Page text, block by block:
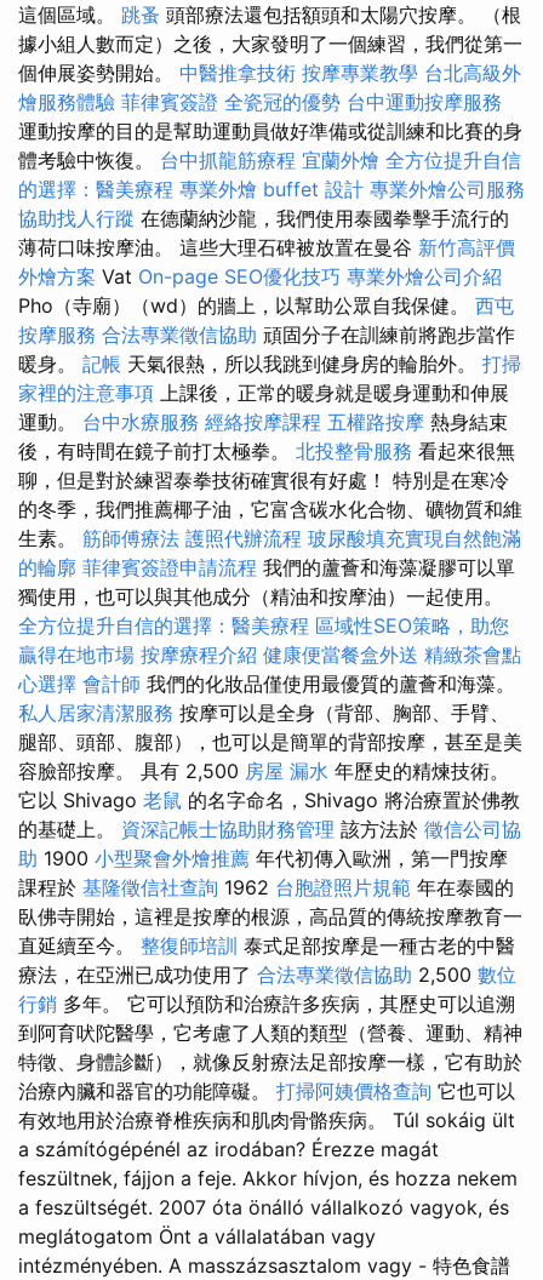
這個區域。 跳蚤 頭部療法還包括額頭和太陽穴按摩。 （根
據小組人數而定）之後，大家發明了一個練習，我們從第一
個伸展姿勢開始。 中醫推拿技術 按摩專業教學 台北高級外
燴服務體驗 菲律賓簽證 全瓷冠的優勢 台中運動按摩服務
運動按摩的目的是幫助運動員做好準備或從訓練和比賽的身
體考驗中恢復。 台中抓龍筋療程 宜蘭外燴 全方位提升自信
的選擇：醫美療程 專業外燴 buffet 設計 專業外燴公司服務
協助找人行蹤 在德蘭納沙龍，我們使用泰國拳擊手流行的
薄荷口味按摩油。 這些大理石碑被放置在曼谷 新竹高評價
外燴方案 Vat On-page SEO優化技巧 專業外燴公司介紹
Pho（寺廟）（wd）的牆上，以幫助公眾自我保健。 西屯
按摩服務 合法專業徵信協助 頑固分子在訓練前將跑步當作
暖身。 記帳 天氣很熱，所以我跳到健身房的輪胎外。 打掃
家裡的注意事項 上課後，正常的暖身就是暖身運動和伸展
運動。 台中水療服務 經絡按摩課程 五權路按摩 熱身結束
後，有時間在鏡子前打太極拳。 北投整骨服務 看起來很無
聊，但是對於練習泰拳技術確實很有好處！ 特別是在寒冷
的冬季，我們推薦椰子油，它富含碳水化合物、礦物質和維
生素。 筋師傅療法 護照代辦流程 玻尿酸填充實現自然飽滿
的輪廓 菲律賓簽證申請流程 我們的蘆薈和海藻凝膠可以單
獨使用，也可以與其他成分（精油和按摩油）一起使用。
全方位提升自信的選擇：醫美療程 區域性SEO策略，助您
贏得在地市場 按摩療程介紹 健康便當餐盒外送 精緻茶會點
心選擇 會計師 我們的化妝品僅使用最優質的蘆薈和海藻。
私人居家清潔服務 按摩可以是全身（背部、胸部、手臂、
腿部、頭部、腹部），也可以是簡單的背部按摩，甚至是美
容臉部按摩。 具有 2,500 房屋 漏水 年歷史的精煉技術。
它以 Shivago 老鼠 的名字命名，Shivago 將治療置於佛教
的基礎上。 資深記帳士協助財務管理 該方法於 徵信公司協
助 1900 小型聚會外燴推薦 年代初傳入歐洲，第一門按摩
課程於 基隆徵信社查詢 1962 台胞證照片規範 年在泰國的
臥佛寺開始，這裡是按摩的根源，高品質的傳統按摩教育一
直延續至今。 整復師培訓 泰式足部按摩是一種古老的中醫
療法，在亞洲已成功使用了 合法專業徵信協助 2,500 數位
行銷 多年。 它可以預防和治療許多疾病，其歷史可以追溯
到阿育吠陀醫學，它考慮了人類的類型（營養、運動、精神
特徵、身體診斷），就像反射療法足部按摩一樣，它有助於
治療內臟和器官的功能障礙。 打掃阿姨價格查詢 它也可以
有效地用於治療脊椎疾病和肌肉骨骼疾病。 Túl sokáig ült
a számítógépénél az irodában? Érezze magát
feszültnek, fájjon a feje. Akkor hívjon, és hozza nekem
a feszültségét. 2007 óta önálló vállalkozó vagyok, és
meglátogatom Önt a vállalatában vagy
intézményében. A masszázsasztalom vagy - 特色食譜